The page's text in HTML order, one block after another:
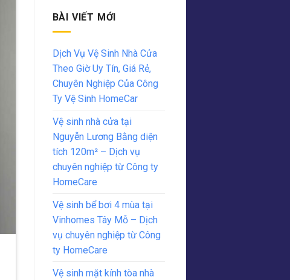
BÀI VIẾT MỚI
Dịch Vụ Vệ Sinh Nhà Cửa
Theo Giờ Uy Tín, Giá Rẻ,
Chuyên Nghiệp Của Công
Ty Vệ Sinh HomeCar
Vệ sinh nhà cửa tại
Nguyễn Lương Bằng diện
tích 120m² – Dịch vụ
chuyên nghiệp từ Công ty
HomeCare
Vệ sinh bể bơi 4 mùa tại
Vinhomes Tây Mỗ – Dịch
vụ chuyên nghiệp từ Công
ty HomeCare
Vệ sinh mặt kính tòa nhà